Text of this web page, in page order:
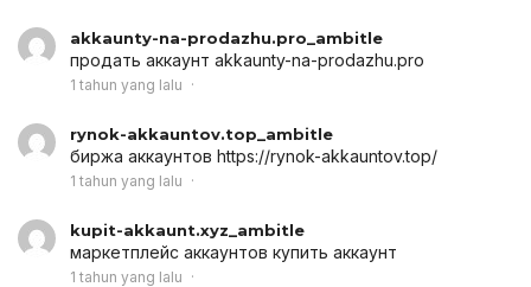
akkaunty-na-prodazhu.pro_ambitle
продать аккаунт akkaunty-na-prodazhu.pro
1 tahun yang lalu
rynok-akkauntov.top_ambitle
биржа аккаунтов https://rynok-akkauntov.top/
1 tahun yang lalu
kupit-akkaunt.xyz_ambitle
маркетплейс аккаунтов купить аккаунт
1 tahun yang lalu